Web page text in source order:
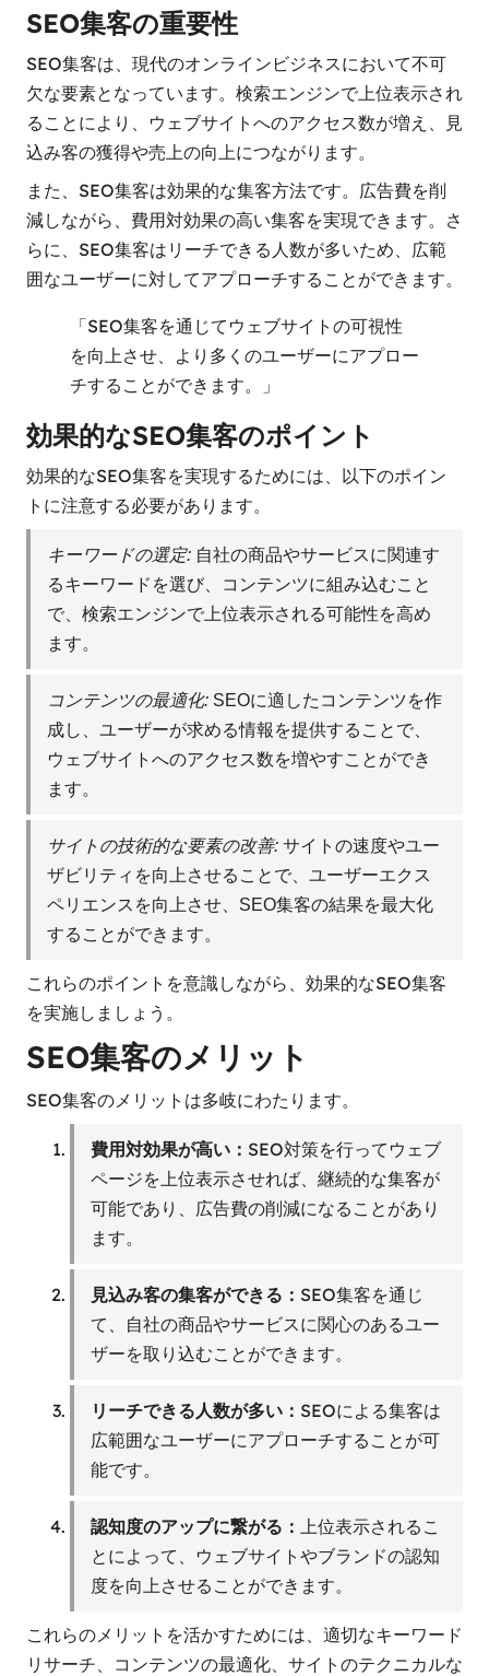
SEO集客の重要性
SEO集客は、現代のオンラインビジネスにおいて不可
欠な要素となっています。検索エンジンで上位表示され
ることにより、ウェブサイトへのアクセス数が増え、見
込み客の獲得や売上の向上につながります。
また、SEO集客は効果的な集客方法です。広告費を削
減しながら、費用対効果の高い集客を実現できます。さ
らに、SEO集客はリーチできる人数が多いため、広範
囲なユーザーに対してアプローチすることができます。
「SEO集客を通じてウェブサイトの可視性
を向上させ、より多くのユーザーにアプロー
チすることができます。」
効果的なSEO集客のポイント
効果的なSEO集客を実現するためには、以下のポイン
トに注意する必要があります。
キーワードの選定: 自社の商品やサービスに関連す
るキーワードを選び、コンテンツに組み込むこと
で、検索エンジンで上位表示される可能性を高め
ます。
コンテンツの最適化: SEOに適したコンテンツを作
成し、ユーザーが求める情報を提供することで、
ウェブサイトへのアクセス数を増やすことができ
ます。
サイトの技術的な要素の改善: サイトの速度やユー
ザビリティを向上させることで、ユーザーエクス
ペリエンスを向上させ、SEO集客の結果を最大化
することができます。
これらのポイントを意識しながら、効果的なSEO集客
を実施しましょう。
SEO集客のメリット
SEO集客のメリットは多岐にわたります。
費用対効果が高い： SEO対策を行ってウェブ
ページを上位表示させれば、継続的な集客が
可能であり、広告費の削減になることがあり
ます。
見込み客の集客ができる： SEO集客を通じ
て、自社の商品やサービスに関心のあるユー
ザーを取り込むことができます。
リーチできる人数が多い： SEOによる集客は
広範囲なユーザーにアプローチすることが可
能です。
認知度のアップに繋がる：
上位表示されるこ
とによって、ウェブサイトやブランドの認知
度を向上させることができます。
これらのメリットを活かすためには、適切なキーワード
リサーチ、コンテンツの最適化、サイトのテクニカルな